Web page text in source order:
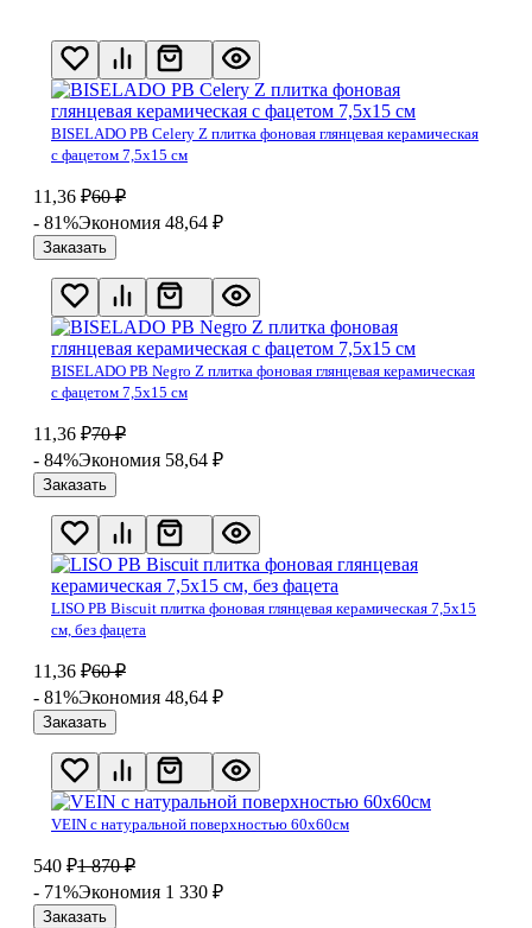
BISELADO PB Celery Z плитка фоновая глянцевая керамическая
с фацетом 7,5х15 см
11,36 ₽60 ₽
- 81%Экономия 48,64 ₽
Заказать
BISELADO PB Negro Z плитка фоновая глянцевая керамическая
с фацетом 7,5х15 см
11,36 ₽70 ₽
- 84%Экономия 58,64 ₽
Заказать
LISO PB Biscuit плитка фоновая глянцевая керамическая 7,5х15
см, без фацета
11,36 ₽60 ₽
- 81%Экономия 48,64 ₽
Заказать
VEIN с натуральной поверхностью 60х60см
540 ₽1 870 ₽
- 71%Экономия 1 330 ₽
Заказать